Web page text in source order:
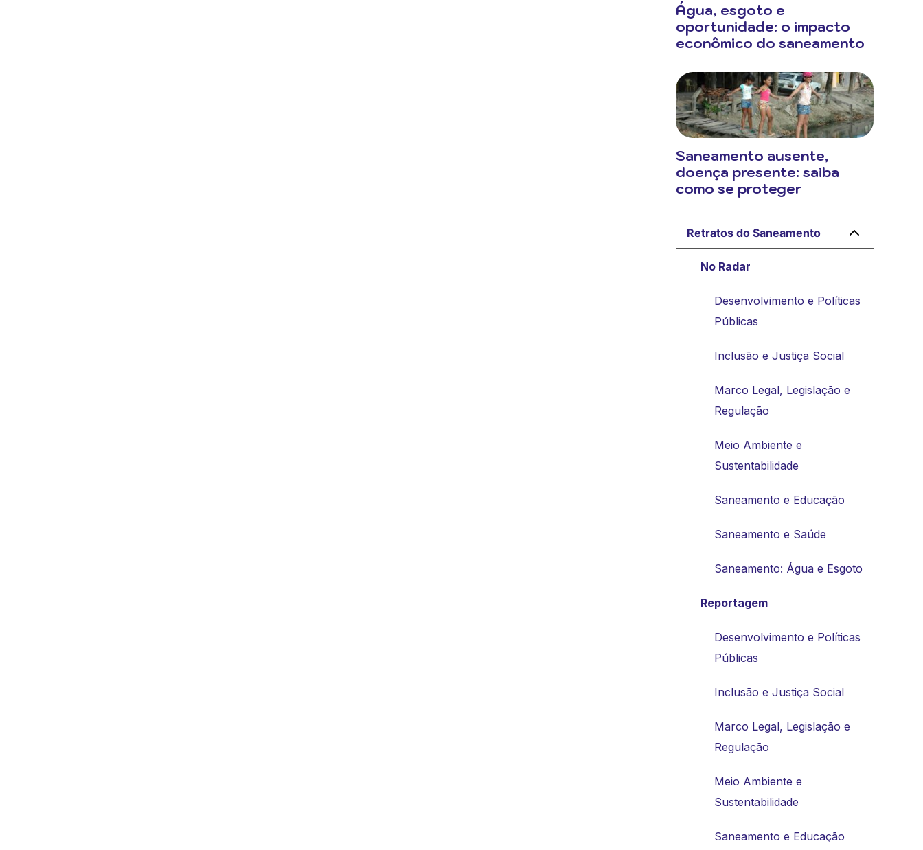
Água, esgoto e
oportunidade: o impacto
econômico do saneamento
Saneamento ausente,
doença presente: saiba
como se proteger
Retratos do Saneamento
No Radar
Desenvolvimento e Políticas
Públicas
Inclusão e Justiça Social
Marco Legal, Legislação e
Regulação
Meio Ambiente e
Sustentabilidade
Saneamento e Educação
Saneamento e Saúde
Saneamento: Água e Esgoto
Reportagem
Desenvolvimento e Políticas
Públicas
Inclusão e Justiça Social
Marco Legal, Legislação e
Regulação
Meio Ambiente e
Sustentabilidade
Saneamento e Educação